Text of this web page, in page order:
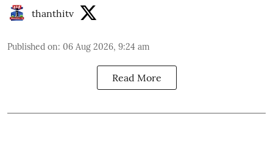
thanthitv
Published on: 06 Aug 2026, 9:24 am
Read More